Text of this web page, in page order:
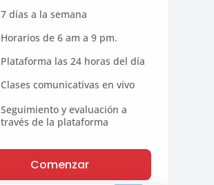
7 días a la semana
Horarios de 6 am a 9 pm.
Plataforma las 24 horas del día
Clases comunicativas en vivo
Seguimiento y evaluación a
través de la plataforma
Comenzar